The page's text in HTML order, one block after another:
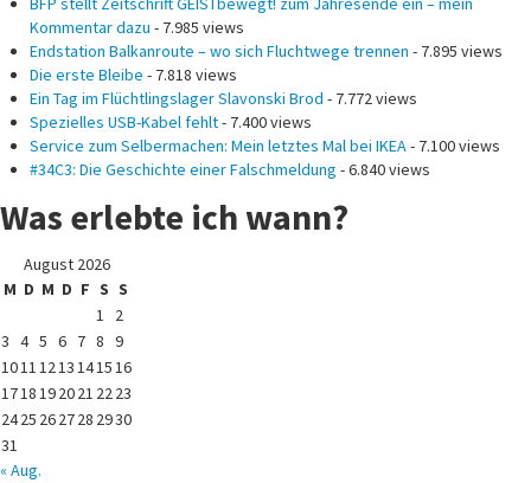
Kommentar dazu - 7.985 views
Endstation Balkanroute – wo sich Fluchtwege trennen - 7.895 views
Die erste Bleibe - 7.818 views
Ein Tag im Flüchtlingslager Slavonski Brod - 7.772 views
Spezielles USB-Kabel fehlt- 7.400 views
Service zum Selbermachen: Mein letztes Mal bei IKEA- 7.100 views
#34C3: Die Geschichte einer Falschmeldung - 6.840 views
Was erlebte ich wann?
August 2026
M D M D F S S
1
2
3 4 5 6 7 8 9
10111213141516
1718192021 2223
2425 262728 2930
31
« Aug.